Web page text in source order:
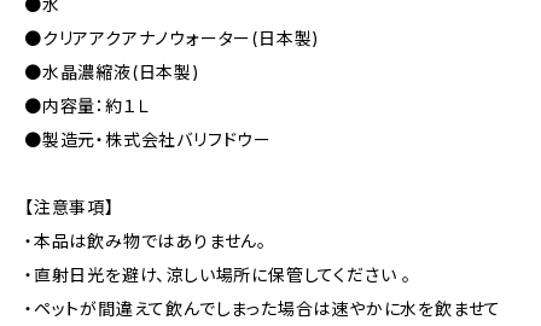
●水
●クリアアクアナノウォーター(日本製)
●水晶濃縮液(日本製)
●内容量：約１Ｌ
●製造元・株式会社バリフドウー
【注意事項】
・本品は飲み物ではありません。
・直射日光を避け、涼しい場所に保管してください 。
・ペットが間違えて飲んでしまった場合は速やかに水を飲ませて